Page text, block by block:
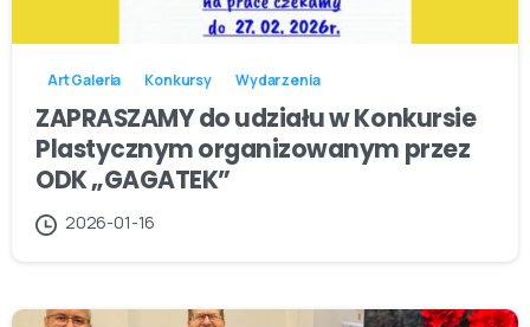
Art Galeria Konkursy Wydarzenia
ZAPRASZAMY do udziału w Konkursie
Plastycznym organizowanym przez
ODK „GAGATEK”
2026-01-16